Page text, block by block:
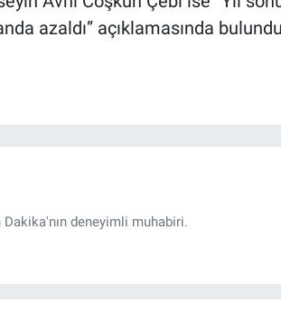
azaldı” açıklamasında
deneyimli muhabiri.